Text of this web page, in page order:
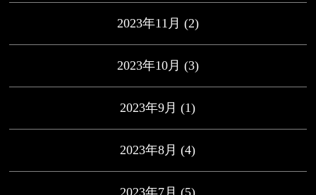
2023年11月 (2)
2023年10月 (3)
2023年9月 (1)
2023年8月 (4)
2023年7月 (5)